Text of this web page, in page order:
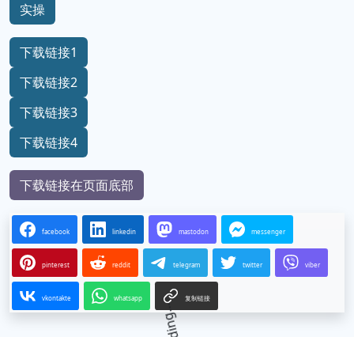
实操
下载链接1
下载链接2
下载链接3
下载链接4
下载链接在页面底部
facebook linkedin mastodon messenger
pinterest reddit telegram twitter viber
vkontakte whatsapp 复制链接